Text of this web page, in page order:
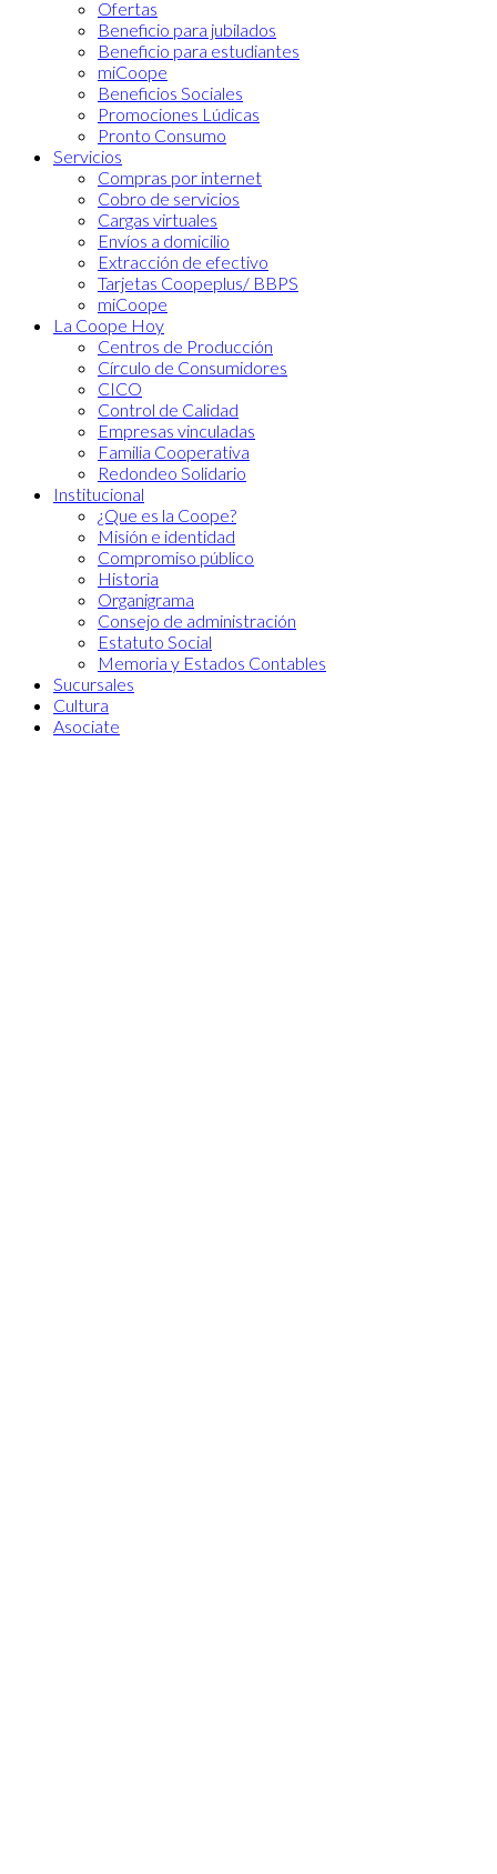
Ofertas
Beneficio para jubilados
Beneficio para estudiantes
miCoope
Beneficios Sociales
Promociones Lúdicas
Pronto Consumo
Servicios
Compras por internet
Cobro de servicios
Cargas virtuales
Envíos a domicilio
Extracción de efectivo
Tarjetas Coopeplus/ BBPS
miCoope
La Coope Hoy
Centros de Producción
Círculo de Consumidores
CICO
Control de Calidad
Empresas vinculadas
Familia Cooperativa
Redondeo Solidario
Institucional
¿Que es la Coope?
Misión e identidad
Compromiso público
Historia
Organigrama
Consejo de administración
Estatuto Social
Memoria y Estados Contables
Sucursales
Cultura
Asociate